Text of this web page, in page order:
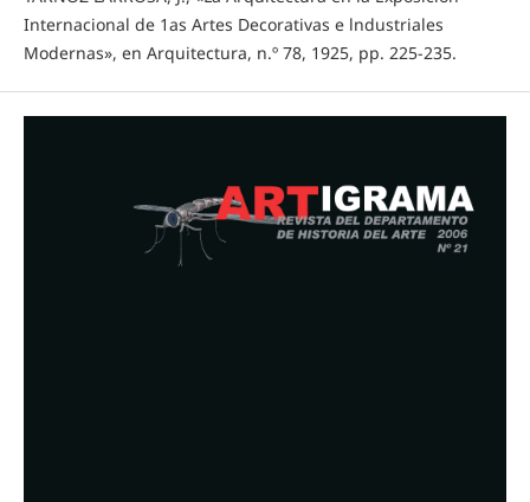
Internacional de 1as Artes Decorativas e lndustriales
Modernas», en Arquitectura, n.º 78, 1925, pp. 225-235.